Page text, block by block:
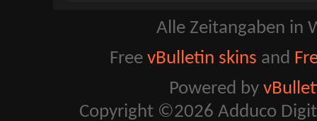
Alle Zeitangaben in
Free vBulletin skins and
Powered by
Copyright ©2026 Adduco